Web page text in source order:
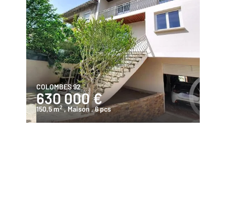
COLOMBES 92
630 000 €
150,5 m2 , Maison , 6 pcs